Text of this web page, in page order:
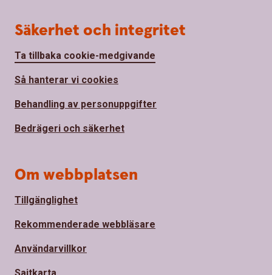
Säkerhet och integritet
Ta tillbaka cookie-medgivande
Så hanterar vi cookies
Behandling av personuppgifter
Bedrägeri och säkerhet
Om webbplatsen
Tillgänglighet
Rekommenderade webbläsare
Användarvillkor